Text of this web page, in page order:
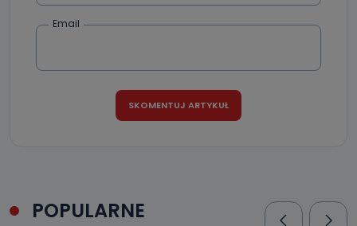
Email
POPULARNE